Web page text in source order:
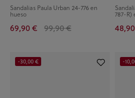
Sandalias Paula Urban 24-776 en
hueso
69,90 € 99,90 €
787-R)
-30,00 € -